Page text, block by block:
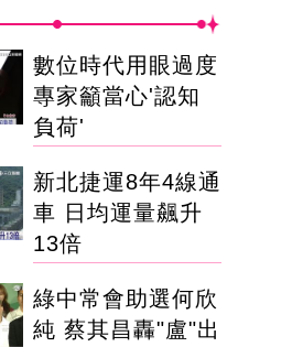
數位時代用眼過度
專家籲當心'認知
負荷'
新北捷運8年4線通
車 日均運量飆升
13倍
綠中常會助選何欣
純 蔡其昌轟"盧"出